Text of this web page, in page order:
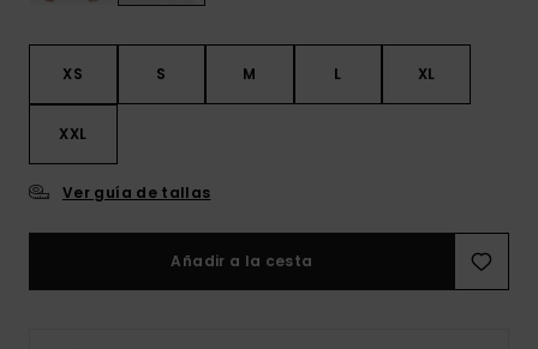
XS S M L XL
XXL
Ver guía de tallas
Añadir a la cesta